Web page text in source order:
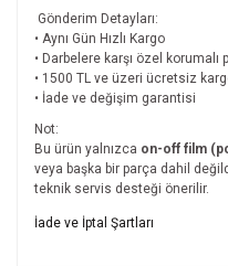
Gönderim Detayları:
• Aynı Gün Hızlı Kargo
• Darbelere karşı özel korumalı
• 1500 TL ve üzeri ücretsiz
• İade ve değişim garantisi
Not:
Bu ürün yalnızca on-off film
veya başka bir parça dahil
teknik servis desteği önerilir.
Bu ürünün fiyat bilgisi,
İade ve İptal Şartları